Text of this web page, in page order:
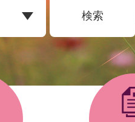
検索